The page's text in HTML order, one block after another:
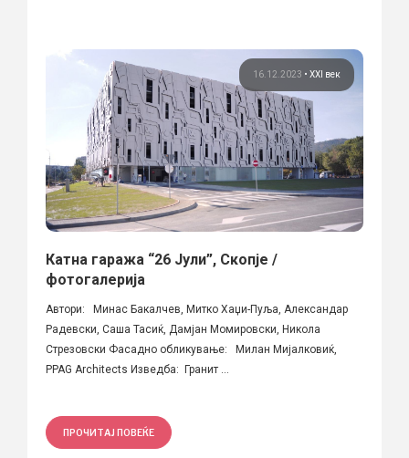
16.12.2023 • XXI век
Катна гаража “26 Јули”, Скопје /
фотогалерија
Автори: Минас Бакалчев, Митко Хаџи-Пуља, Александар
Радевски, Саша Тасиќ, Дамјан Момировски, Никола
Стрезовски Фасадно обликување: Милан Мијалковиќ,
PPAG Architects Изведба: Гранит ...
ПРОЧИТАЈ ПОВЕЌЕ